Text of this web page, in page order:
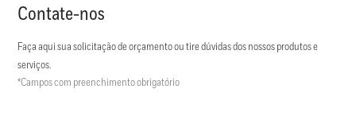
Contate-nos
Faça aqui sua solicitação de orçamento ou tire dúvidas dos nossos produtos e
serviços.
*Campos com preenchimento obrigatório